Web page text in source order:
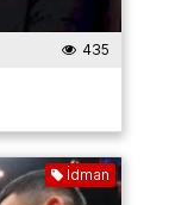
435
İdman